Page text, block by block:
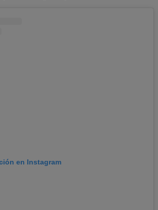
en Instagram